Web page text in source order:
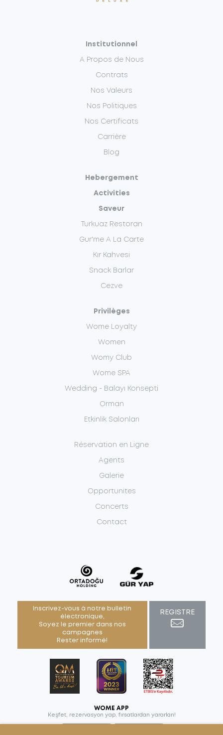
Institutionnel
A Propos de Nous
Contrats
Nos Valeurs
Nos Politiques
Nos Certificats
Carrière
Blog
Hebergement
Activities
Saveur
Turkuaz Restoran
Gur'me A La Carte
Kır Kahvesi
Snack Barlar
Cezve
Privilèges
Wome Loyalty
Women
Womy Club
Wome SPA
Wedding - Balayı Konsepti
Orman
Etkinlik Salonları
Réservation en Ligne
Agents
Galerie
Opportunites
Concerts
Contact
Inscrivez-vous à notre bulletin
électronique,
Soyez le premier dans nos
campagnes
Rester informé!
REGISTRE
WOME APP
Keşfet, rezervasyon yap, fırsatlardan yararlan!